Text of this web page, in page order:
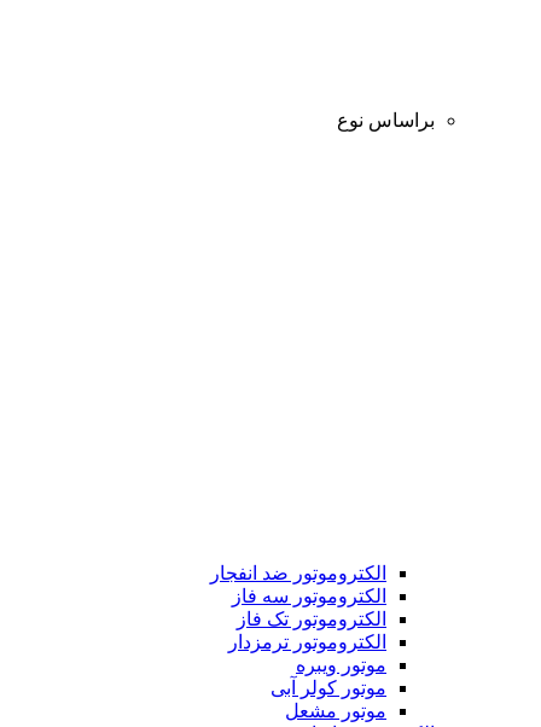
براساس نوع
الکتروموتور ضد انفجار
الکتروموتور سه فاز
الکتروموتور تک فاز
الکتروموتور ترمزدار
موتور ویبره
موتور کولر آبی
موتور مشعل